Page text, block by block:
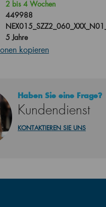
2 bis 4 Wochen
449988
5 Jahre
kopieren
Haben Sie eine Frage?
Kundendienst
KONTAKTIEREN SIE UNS